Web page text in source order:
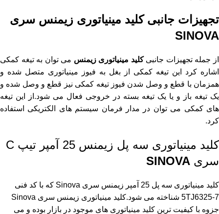
تجهیزات جانبی کلید مینیاتوری زیمنس سری
SINOVA
از جمله تجهیزات جانبیکلید مینیاتوری زیمنس می توان به تیغه کمکی
اشاره کرد این تیغه کمکی از بغل به فیوز مینیاتوری متصل شده و
همزمان با قطع و وصل شدن فیوز تیغه کمکی نیز قطع و وصل شده و
یک تیغه باز و یا یک تیغه بسته در خروجی فعال می شود.از این تیغه
های کمکی می توان در مدار فرمان سیستم های الکتریکی استفاده
کرد.
کلید مینیاتوری سه پل زیمنس 25 آمپر تیپ C
سری SINOVA
کلید مینیاتوری سه پل 25 آمپر زیمنس سری Sinova که با کد فنی
5TJ6325-7
شناخته می شود.کلید مینیاتوری زیمنس سری Sinova
جزوه با کیفیت ترین کلید مینیاتوری های موجود در بازار بوده و می